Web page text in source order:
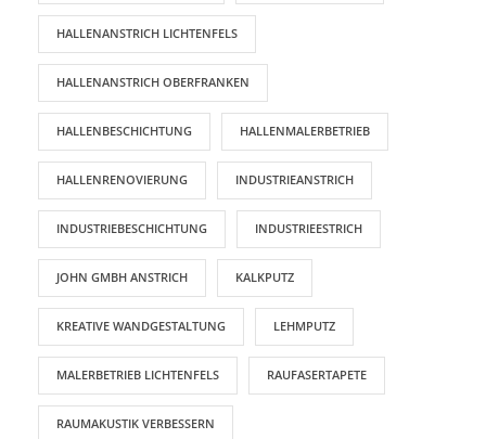
HALLENANSTRICH LICHTENFELS
HALLENANSTRICH OBERFRANKEN
HALLENBESCHICHTUNG HALLENMALERBETRIEB
HALLENRENOVIERUNG INDUSTRIEANSTRICH
INDUSTRIEBESCHICHTUNG INDUSTRIEESTRICH
JOHN GMBH ANSTRICH KALKPUTZ
KREATIVE WANDGESTALTUNG LEHMPUTZ
MALERBETRIEB LICHTENFELS RAUFASERTAPETE
RAUMAKUSTIK VERBESSERN